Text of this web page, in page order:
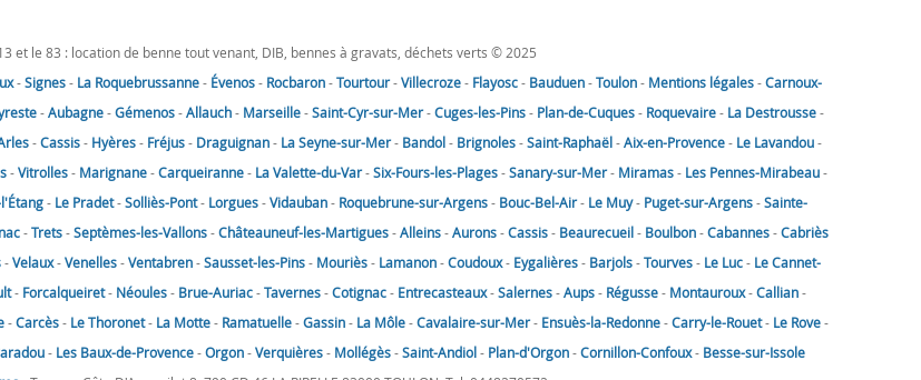
et le 83 : location de benne tout venant, DIB, bennes à gravats, déchets verts © 2025
-Signes- La Roquebrussanne- Évenos- Rocbaron-Tourtour-Villecroze- Flayosc- Bauduen-Toulon- Mentions légales-Carnoux-
-Aubagne-Gémenos-Allauch- Marseille-Saint-Cyr-sur-Mer-Cuges-les-Pins- Plan-de-Cuques- Roquevaire- La Destrousse-
-Cassis- Hyères- Fréjus- Draguignan- La Seyne-sur-Mer- Bandol- Brignoles-Saint-Raphaël-Aix-en-Provence- Le Lavandou-
-Vitrolles- Marignane-Carqueiranne- La Valette-du-Var-Six-Fours-les-Plages-Sanary-sur-Mer- Miramas- Les Pennes-Mirabeau-
- Le Pradet-Solliès-Pont- Lorgues-Vidauban- Roquebrune-sur-Argens- Bouc-Bel-Air- Le Muy- Puget-sur-Argens-Sainte-
-Trets-Septèmes-les-Vallons-Châteauneuf-les-Martigues-Alleins-Aurons-Cassis- Beaurecueil- Boulbon-Cabannes-Cabriès
-Velaux-Venelles-Ventabren-Sausset-les-Pins- Mouriès- Lamanon-Coudoux- Eygalières- Barjols-Tourves- Le Luc- Le Cannet-
- Forcalqueiret- Néoules- Brue-Auriac-Tavernes-Cotignac- Entrecasteaux-Salernes-Aups- Régusse- Montauroux-Callian-
-Carcès- Le Thoronet- La Motte- Ramatuelle-Gassin- La Môle-Cavalaire-sur-Mer- Ensuès-la-Redonne-Carry-le-Rouet- Le Rove-
- Les Baux-de-Provence-Orgon-Verquières- Mollégès-Saint-Andiol- Plan-d'Orgon-Cornillon-Confoux- Besse-sur-Issole